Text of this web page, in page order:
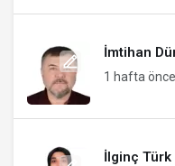
İmtihan
1 hafta önce
İlginç Türk